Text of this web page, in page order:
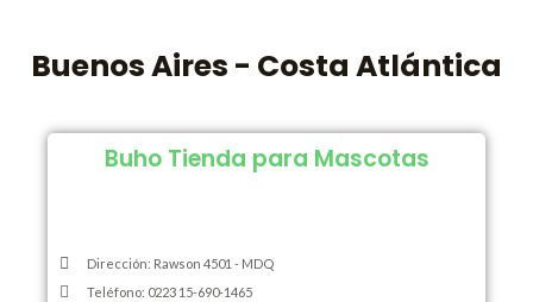
Buenos Aires - Costa Atlántica
Buho Tienda para Mascotas
Dirección: Rawson 4501 - MDQ
Teléfono: 0223 15-690-1465